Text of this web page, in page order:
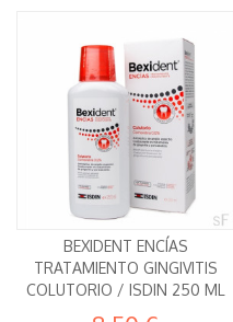
BEXIDENT ENCÍAS
TRATAMIENTO GINGIVITIS
COLUTORIO / ISDIN 250 ML